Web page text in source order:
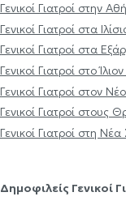
Γενικοί Γιατροί στην
Γενικοί Γιατροί στα
Γενικοί Γιατροί στα
Γενικοί Γιατροί στο Ίλιον
Γενικοί Γιατροί στον
Γενικοί Γιατροί στους
Γενικοί Γιατροί στη
Δημοφιλείς Γενικοί